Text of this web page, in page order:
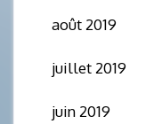
août 2019
juillet 2019
juin 2019